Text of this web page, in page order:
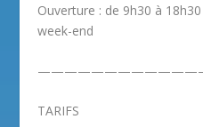
Ouverture : de 9h30 à
week-end
TARIFS